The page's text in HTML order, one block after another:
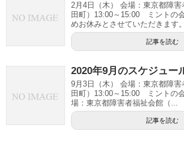
2月4日（木） 会場：東京都障害
田町）13:00～15:00 ミントの
めお休みとさせていただきます
記事を読む
2020年9月のスケジュー
9月3日（木） 会場：東京都障害
田町）13:00～15:00 ミントの
場：東京都障害者福祉会館（...
記事を読む